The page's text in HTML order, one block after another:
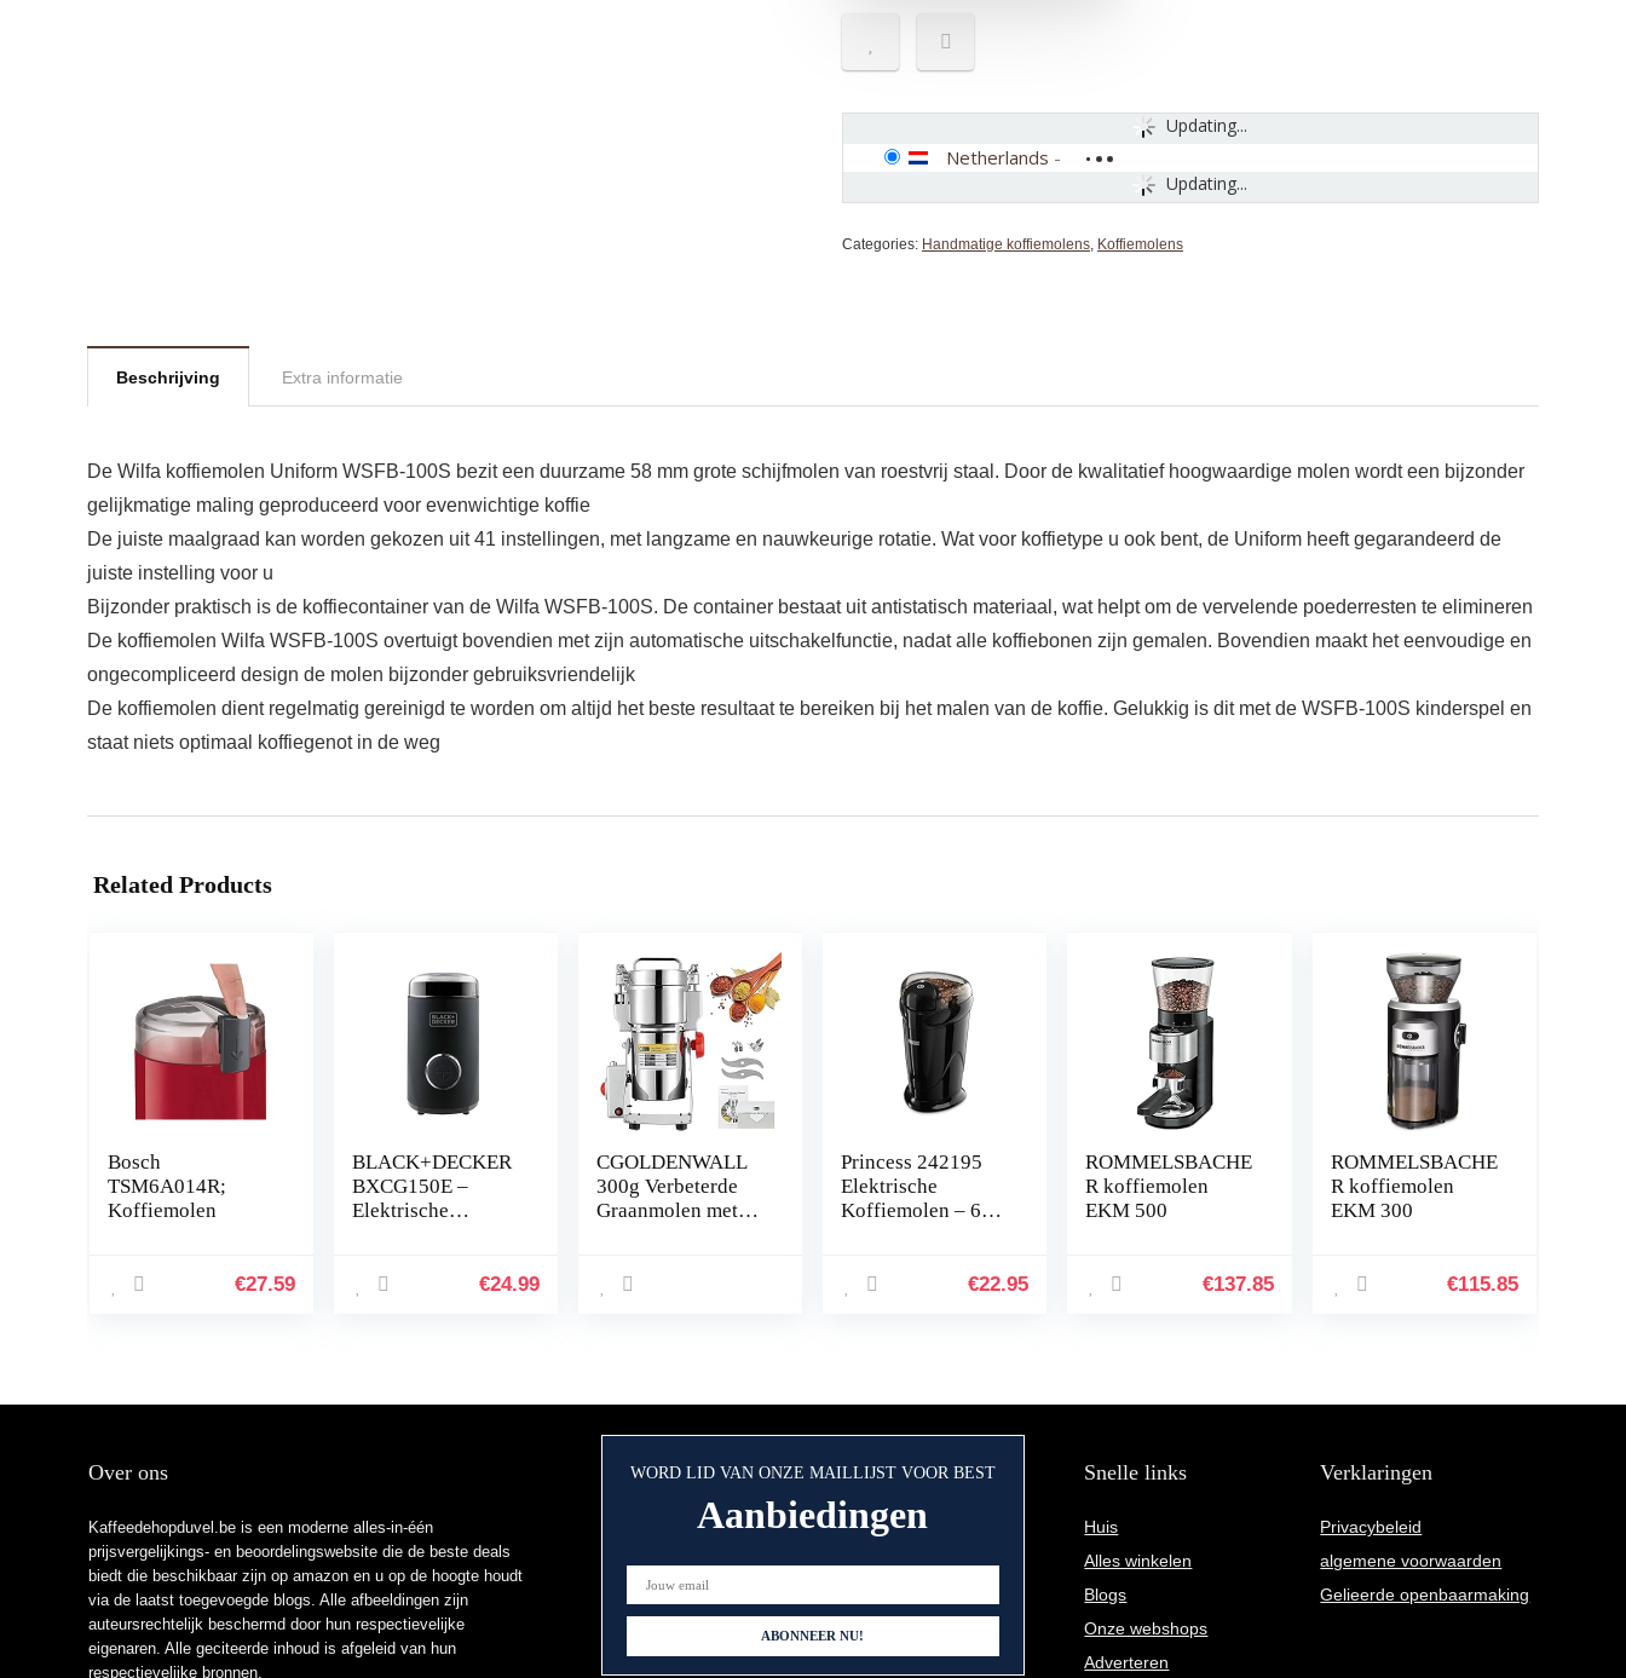
Updating...
Updating...
Netherlands -
Categories: Handmatige koffiemolens, Koffiemolens
Beschrijving Extra informatie
De Wilfa koffiemolen Uniform WSFB-100S bezit een duurzame 58 mm grote schijfmolen van roestvrij staal. Door de kwalitatief hoogwaardige molen wordt een bijzonder
gelijkmatige maling geproduceerd voor evenwichtige koffie
De juiste maalgraad kan worden gekozen uit 41 instellingen, met langzame en nauwkeurige rotatie. Wat voor koffietype u ook bent, de Uniform heeft gegarandeerd de
juiste instelling voor u
Bijzonder praktisch is de koffiecontainer van de Wilfa WSFB-100S. De container bestaat uit antistatisch materiaal, wat helpt om de vervelende poederresten te elimineren
De koffiemolen Wilfa WSFB-100S overtuigt bovendien met zijn automatische uitschakelfunctie, nadat alle koffiebonen zijn gemalen. Bovendien maakt het eenvoudige en
ongecompliceerd design de molen bijzonder gebruiksvriendelijk
De koffiemolen dient regelmatig gereinigd te worden om altijd het beste resultaat te bereiken bij het malen van de koffie. Gelukkig is dit met de WSFB-100S kinderspel en
staat niets optimaal koffiegenot in de weg
Related Products
Bosch
TSM6A014R;
Koffiemolen
€27.59
BLACK+DECKER
BXCG150E –
Elektrische
50g |
Snoeropslag | Zwart
€24.99
CGOLDENWALL
300g Verbeterde
Graanmolen met
Veiligheidsontwerp
cerijen/Peper met
Princess 242195
Elektrische
Koffiemolen – 60
€22.95
ROMMELSBACHE
R koffiemolen
EKM 500
€137.85
ROMMELSBACHE
R koffiemolen
EKM 300
€115.85
Over ons
Kaffeedehopduvel.be is een moderne alles-in-één
prijsvergelijkings- en beoordelingswebsite die de beste deals
biedt die beschikbaar zijn op amazon en u op de hoogte houdt
via de laatst toegevoegde blogs. Alle afbeeldingen zijn
auteursrechtelijk beschermd door hun respectievelijke
eigenaren. Alle geciteerde inhoud is afgeleid van hun
respectievelijke bronnen.
WORD LID VAN ONZE MAILLIJST VOOR BEST
Aanbiedingen
Snelle links
Huis
Alles winkelen
Blogs
Onze webshops
Adverteren
Verklaringen
Privacybeleid
algemene voorwaarden
Gelieerde openbaarmaking